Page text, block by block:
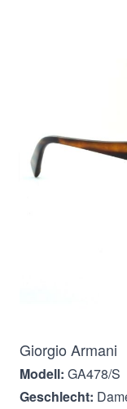
Menge
Giorgio Armani
Modell: GA478/S
Geschlecht: